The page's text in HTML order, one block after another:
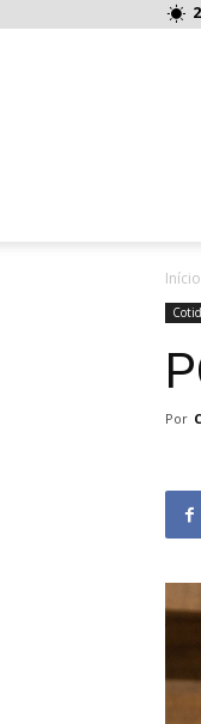
Início
Por